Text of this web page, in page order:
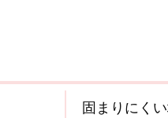
固まりにく